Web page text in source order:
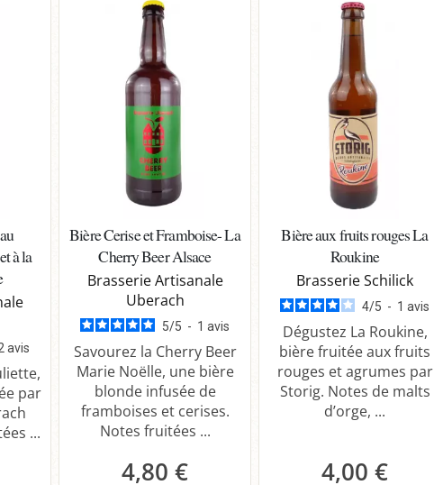
à la
avis
par
...
Bière Cerise et Framboise- La
Cherry Beer Alsace
Brasserie Artisanale
Uberach
5/5 - 1 avis
Savourez la Cherry Beer
Marie Noëlle, une bière
blonde infusée de
framboises et cerises.
Notes fruitées ...
4,80 €
Bière aux fruits rouges La
Roukine
Brasserie Schilick
4/5 - 1 avis
Dégustez La Roukine,
bière fruitée aux fruits
rouges et agrumes par
Storig. Notes de malts
d’orge, ...
4,00 €